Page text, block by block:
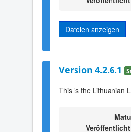
Dateien anzeigen
Version 4.2.6.1
This is the Lithuanian